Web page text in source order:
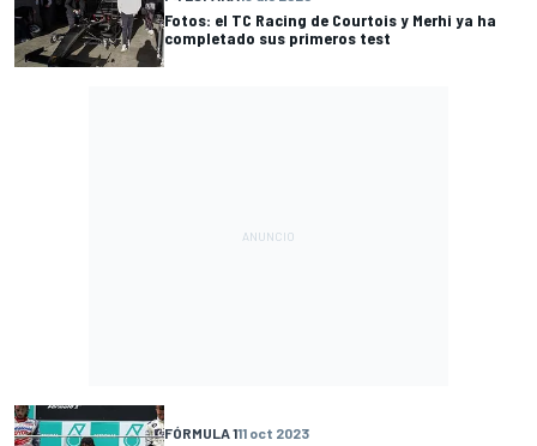
Fotos: el TC Racing de Courtois y Merhi ya ha
completado sus primeros test
FÓRMULA 111 oct 2023